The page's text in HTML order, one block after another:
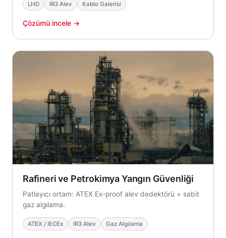
LHD IR3 Alev Kablo Galerisi
Çözümü incele →
Rafineri ve Petrokimya Yangın Güvenliği
Patlayıcı ortam: ATEX Ex-proof alev dedektörü + sabit
gaz algılama.
ATEX / IECEx IR3 Alev Gaz Algılama